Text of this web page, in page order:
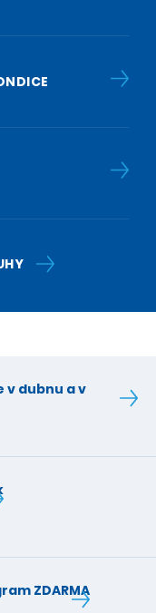
v dubnu a v
ZDARMA